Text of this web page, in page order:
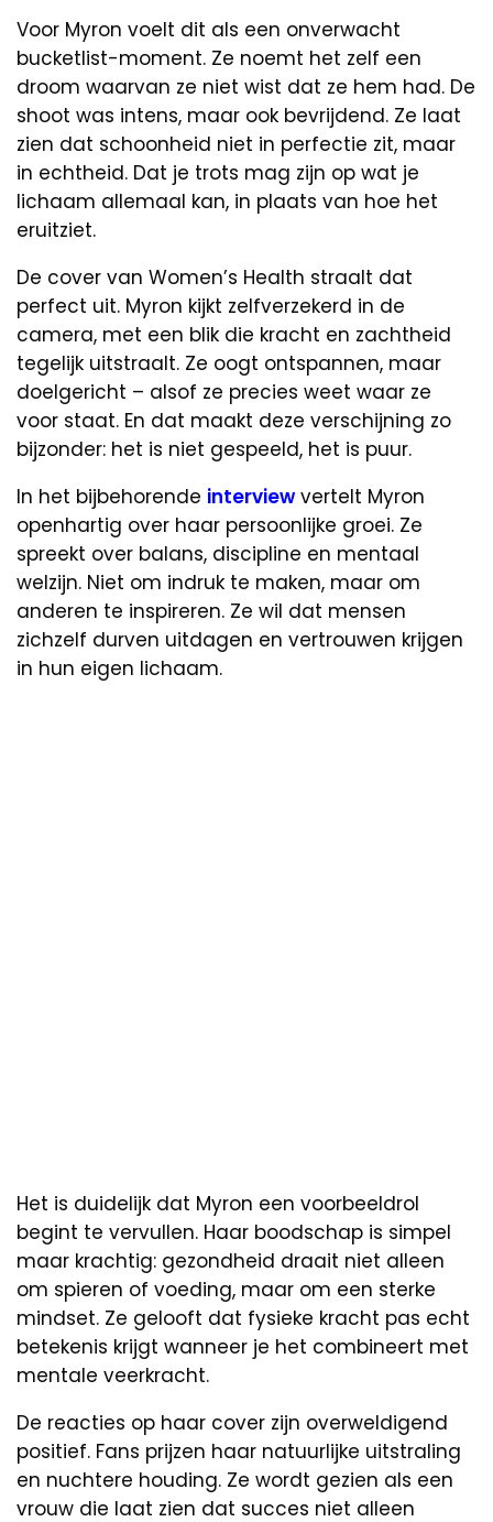
Voor Myron voelt dit als een onverwacht
bucketlist-moment. Ze noemt het zelf een
droom waarvan ze niet wist dat ze hem had. De
shoot was intens, maar ook bevrijdend. Ze laat
zien dat schoonheid niet in perfectie zit, maar
in echtheid. Dat je trots mag zijn op wat je
lichaam allemaal kan, in plaats van hoe het
eruitziet.
De cover van Women’s Health straalt dat
perfect uit. Myron kijkt zelfverzekerd in de
camera, met een blik die kracht en zachtheid
tegelijk uitstraalt. Ze oogt ontspannen, maar
doelgericht – alsof ze precies weet waar ze
voor staat. En dat maakt deze verschijning zo
bijzonder: het is niet gespeeld, het is puur.
In het bijbehorende interviewvertelt Myron
openhartig over haar persoonlijke groei. Ze
spreekt over balans, discipline en mentaal
welzijn. Niet om indruk te maken, maar om
anderen te inspireren. Ze wil dat mensen
zichzelf durven uitdagen en vertrouwen krijgen
in hun eigen lichaam.
Het is duidelijk dat Myron een voorbeeldrol
begint te vervullen. Haar boodschap is simpel
maar krachtig: gezondheid draait niet alleen
om spieren of voeding, maar om een sterke
mindset. Ze gelooft dat fysieke kracht pas echt
betekenis krijgt wanneer je het combineert met
mentale veerkracht.
De reacties op haar cover zijn overweldigend
positief. Fans prijzen haar natuurlijke uitstraling
en nuchtere houding. Ze wordt gezien als een
vrouw die laat zien dat succes niet alleen